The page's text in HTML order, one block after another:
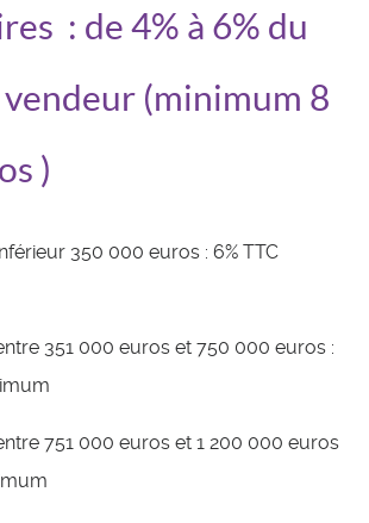
: de 4% à 6% du
(minimum 8
)
350 000 euros : 6% TTC
351 000 euros et 750 000 euros :
751 000 euros et 1 200 000 euros